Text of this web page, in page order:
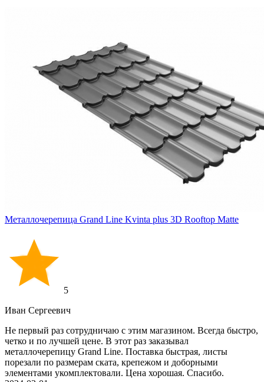
Металлочерепица Grand Line Kvinta plus 3D Rooftop Matte
5
Иван Cергеевич
Не первый раз сотрудничаю с этим магазином. Всегда быстро,
четко и по лучшей цене. В этот раз заказывал
металлочерепицу Grand Line. Поставка быстрая, листы
порезали по размерам ската, крепежом и доборными
элементами укомплектовали. Цена хорошая. Спасибо.